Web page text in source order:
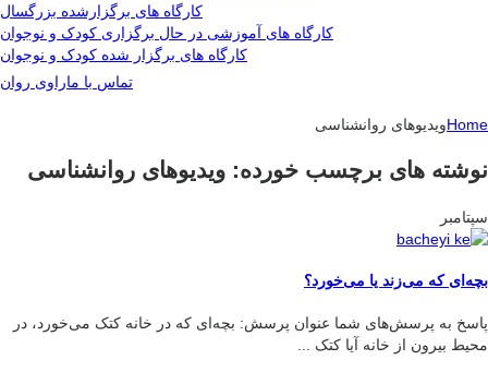
کارگاه های برگزارشده بزرگسال
کارگاه های آموزشی در حال برگزاری کودک و نوجوان
کارگاه های برگزار شده کودک و نوجوان
راوی روانتماس با ما
Homeویدیوهای روانشناسی
نوشته های برچسب خورده: ویدیوهای روانشناسی
سپتامبر
بچه‌ای که می‌زند یا می‌خورد؟
پاسخ به پرسش‌های شما عنوان پرسش: بچه‌ای که در خانه کتک می‌خورد، در
محیط بیرون از خانه آیا کتک‌ ...